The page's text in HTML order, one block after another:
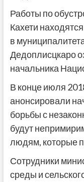
Работы по
Кахети
в
Дедоплисцкаро
начальника
В конце июля
анонсировали
борьбы с
будут
людям, которые
Сотрудники
среды и